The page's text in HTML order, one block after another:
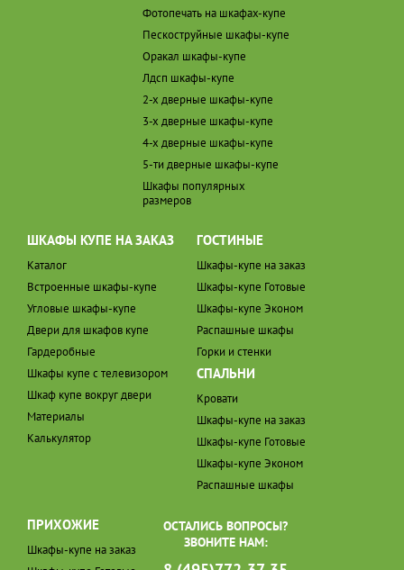
Фотопечать на шкафах-купе
Пескоструйные шкафы-купе
Оракал шкафы-купе
Лдсп шкафы-купе
2-х дверные шкафы-купе
3-х дверные шкафы-купе
4-х дверные шкафы-купе
5-ти дверные шкафы-купе
Шкафы популярных
размеров
ШКАФЫ КУПЕ НА ЗАКАЗ
Каталог
Встроенные шкафы-купе
Угловые шкафы-купе
Двери для шкафов купе
Гардеробные
Шкафы купе с телевизором
Шкаф купе вокруг двери
Материалы
Калькулятор
ГОСТИНЫЕ
Шкафы-купе на заказ
Шкафы-купе Готовые
Шкафы-купе Эконом
Распашные шкафы
Горки и стенки
СПАЛЬНИ
Кровати
Шкафы-купе на заказ
Шкафы-купе Готовые
Шкафы-купе Эконом
Распашные шкафы
ПРИХОЖИЕ
Шкафы-купе на заказ
ОСТАЛИСЬ ВОПРОСЫ?
ЗВОНИТЕ НАМ: